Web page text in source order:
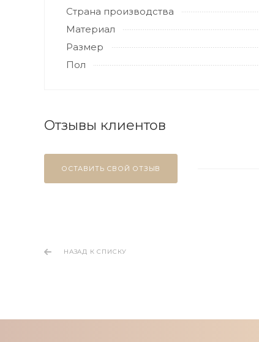
Страна производства
Материал
Размер
Пол
Отзывы клиентов
ОСТАВИТЬ СВОЙ ОТЗЫВ
НАЗАД К СПИСКУ